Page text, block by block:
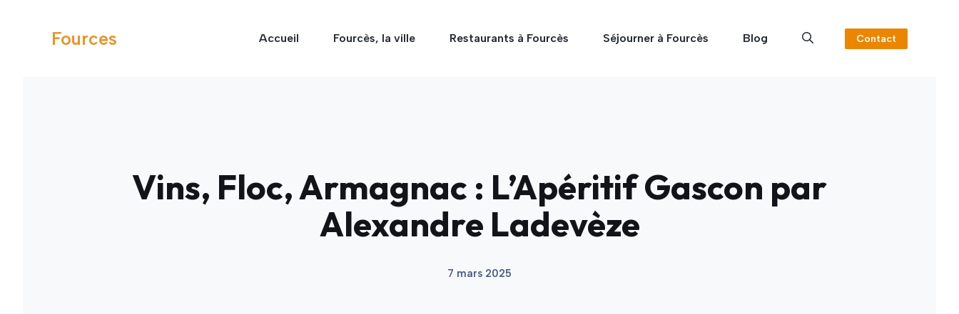
Fources Accueil Fourcès, la ville Restaurants à Fourcès Séjourner à Fourcès Blog Contact
Vins, Floc, Armagnac : L’Apéritif Gascon par
Alexandre Ladevèze
7 mars 2025